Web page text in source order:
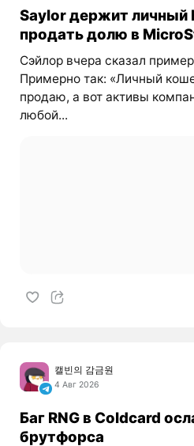
Saylor держит личный
продать долю в
Сэйлор вчера сказал
Примерно так: «Личный
продаю, а вот активы
любой...
캘빈의 감금원
4 Авг 2026
Баг RNG в Coldcard
брутфорса